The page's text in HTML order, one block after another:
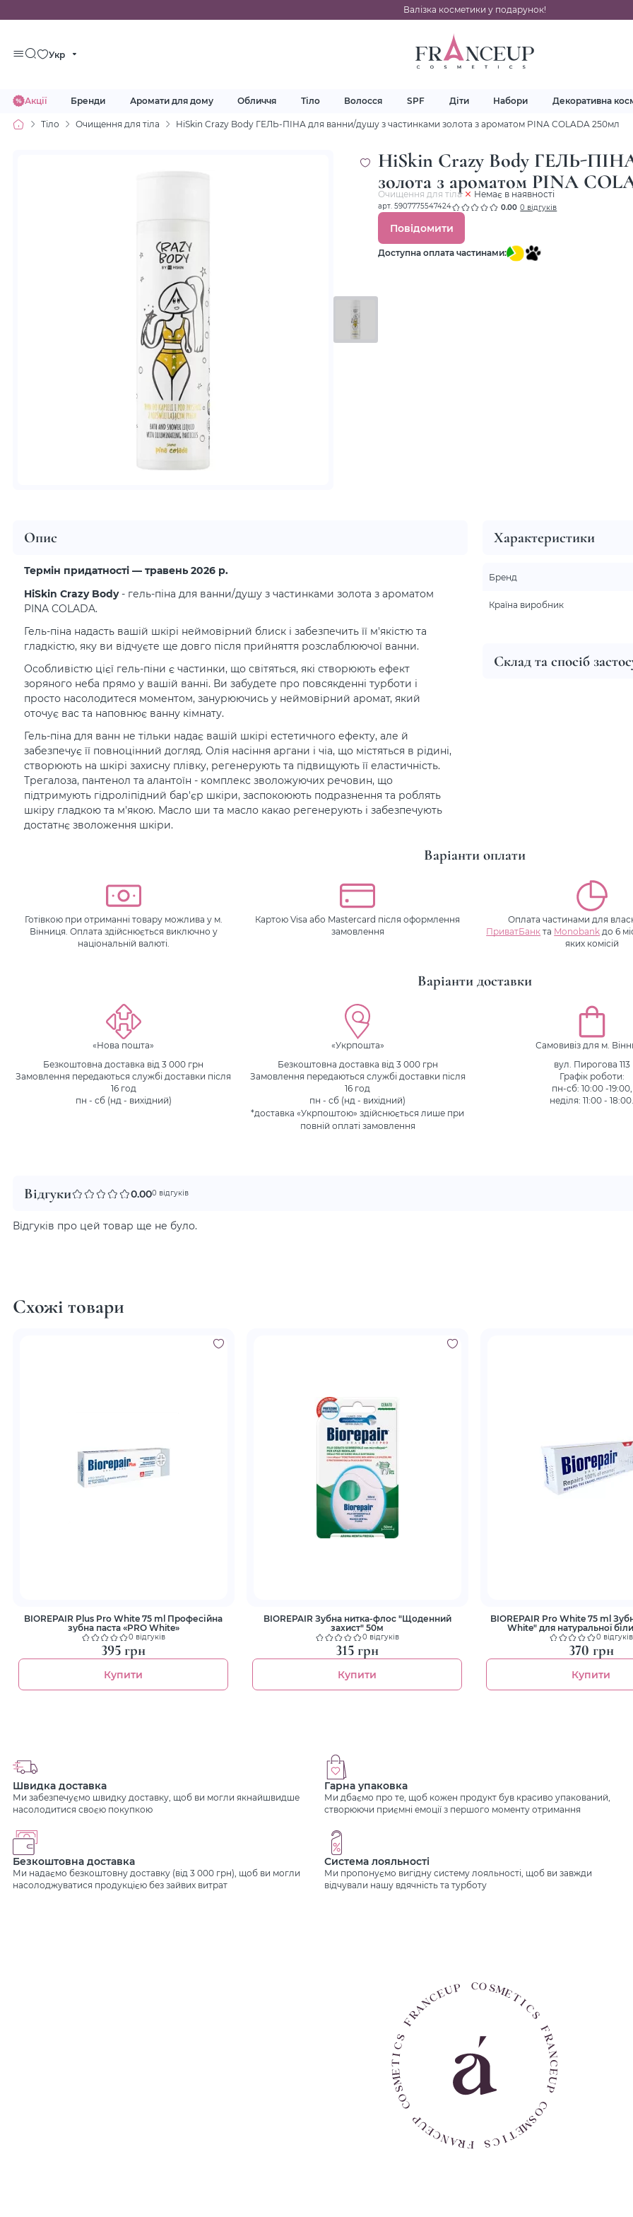
Валізка косметики у подарунок!
Укр
Акції Бренди Аромати для дому Обличчя Тіло Волосся SPF Діти Набори Декоративна
Тіло Очищення для тіла HiSkin Crazy Body ГЕЛЬ-ПІНА для ванни/душу з частинками золота з ароматом PINA COLADA 250мл
HiSkin Crazy Body ГЕЛЬ-
золота з ароматом PINA
Очищення для тіла Немає в наявності
арт. 5907775547424 0.00 0 відгуків
Повідомити
Доступна оплата частинами:
Опис
Термін придатності — травень 2026 р.
HiSkin Crazy Body- гель-піна для ванни/душу з частинками золота з ароматом
PINA COLADA.
Гель-піна надасть вашій шкірі неймовірний блиск і забезпечить її м'якістю та
гладкістю, яку ви відчуєте ще довго після прийняття розслаблюючої ванни.
Особливістю цієї гель-піни є частинки, що світяться, які створюють ефект
зоряного неба прямо у вашій ванні. Ви забудете про повсякденні турботи і
просто насолодитеся моментом, занурюючись у неймовірний аромат, який
оточує вас та наповнює ванну кімнату.
Гель-піна для ванн не тільки надає вашій шкірі естетичного ефекту, але й
забезпечує її повноцінний догляд. Олія насіння аргани і чіа, що містяться в рідині,
створюють на шкірі захисну плівку, регенерують та підвищують її еластичність.
Трегалоза, пантенол та алантоїн - комплекс зволожуючих речовин, що
підтримують гідроліпідний бар'єр шкіри, заспокоюють подразнення та роблять
шкіру гладкою та м'якою. Масло ши та масло какао регенерують і забезпечують
достатнє зволоження шкіри.
Склад та спосіб
Характеристики
Бренд
Країна виробник
Варіанти оплати
Готівкою при отриманні товару можлива у м.
Вінниця. Оплата здійснюється виключно у
національній валюті.
Картою Visa або Mastercard після оформлення
замовлення
Оплата частинами для
ПриватБанк та Monobank до 6
яких комісій
Варіанти доставки
«Нова пошта»
Безкоштовна доставка від 3 000 грн
Замовлення передаються службі доставки після
16 год
пн - сб (нд - вихідний)
«Укрпошта»
Безкоштовна доставка від 3 000 грн
Замовлення передаються службі доставки після
16 год
пн - сб (нд - вихідний)
*доставка «Укрпоштою» здійснюється лише при
повній оплаті замовлення
Самовивіз для м.
вул. Пирогова 113
Графік роботи:
пн-сб: 10:00 -19:00,
неділя: 11:00 -
Відгуки 0.000 відгуків
Відгуків про цей товар ще не було.
Схожі товари
BIOREPAIR Plus Pro White 75 ml Професійна
зубна паста «PRO White»
0 відгуків
395 грн
Купити
BIOREPAIR Зубна нитка-флос "Щоденний
захист" 50м
0 відгуків
315 грн
Купити
BIOREPAIR Pro White 75 ml Зубна паста "PRO
White" для натуральної
0 відгуків
370 грн
Купити
Швидка доставка
Ми забезпечуємо швидку доставку, щоб ви могли якнайшвидше
насолодитися своєю покупкою
Гарна упаковка
Ми дбаємо про те, щоб кожен продукт був красиво упакований,
створюючи приємні емоції з першого моменту отримання
Безкоштовна доставка
Ми надаємо безкоштовну доставку (від 3 000 грн), щоб ви могли
насолоджуватися продукцією без зайвих витрат
Система лояльності
Ми пропонуємо вигідну систему лояльності, щоб ви завжди
відчували нашу вдячність та турботу